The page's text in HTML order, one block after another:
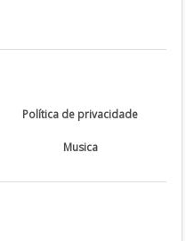
Política de privacidade
Musica